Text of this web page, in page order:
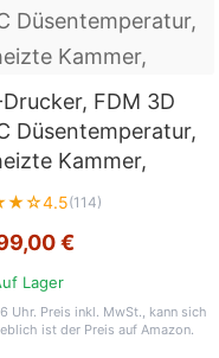
FDM 3D
Düsentemperatur,
Kammer,
4.5(114)
€
Lager
Uhr. Preis inkl. MwSt., kann sich
ist der Preis auf Amazon.